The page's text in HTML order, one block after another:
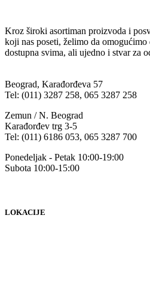
Kroz široki asortiman proizvoda i
koji nas poseti, želimo da
dostupna svima, ali ujedno i stvar za
Beograd, Karađorđeva 57
Tel: (011) 3287 258, 065 3287 258
Zemun / N. Beograd
Karađorđev trg 3-5
Tel: (011) 6186 053, 065 3287 700
Ponedeljak - Petak 10:00-19:00
Subota 10:00-15:00
LOKACIJE